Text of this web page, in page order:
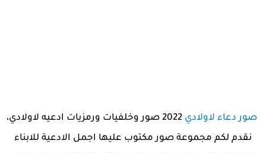
صور دعاء لاولادي
2022 صور وخلفيات ورمزيات ادعيه لاولادي،
نقدم لكم مجموعة صور مكتوب عليها اجمل الادعية للابناء